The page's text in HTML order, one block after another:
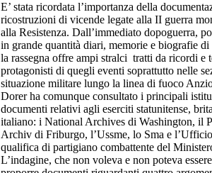
E’ stata ricordata l’importanza della
ricostruzioni di vicende legate alla II guerra
alla Resistenza. Dall’immediato dopoguerra,
in grande quantità diari, memorie e biografie
la rassegna offre ampi stralci tratti da ricordi e
protagonisti di quegli eventi soprattutto nelle
situazione militare lungo la linea di fuoco
Dorer ha comunque consultato i principali
documenti relativi agli eserciti statunitense,
italiano: i National Archives di Washington, il
Archiv di Friburgo, l’Ussme, lo Sma e
qualifica di partigiano combattente del
L’indagine, che non voleva e non poteva